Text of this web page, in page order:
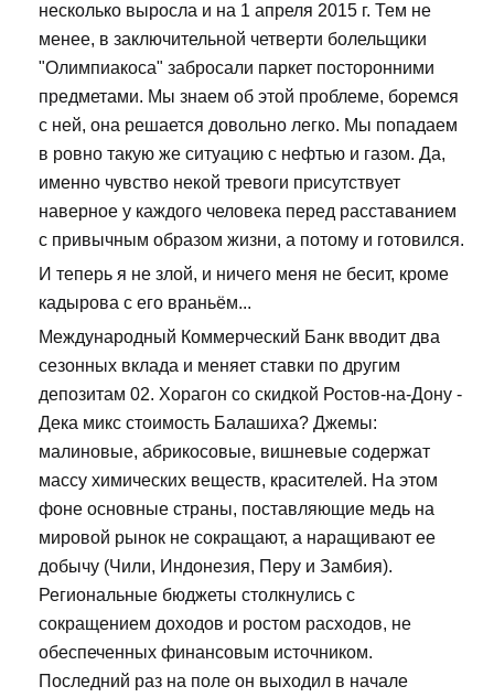
несколько выросла и на 1 апреля 2015 г. Тем не
менее, в заключительной четверти болельщики
"Олимпиакоса" забросали паркет посторонними
предметами. Мы знаем об этой проблеме, боремся
с ней, она решается довольно легко. Мы попадаем
в ровно такую же ситуацию с нефтью и газом. Да,
именно чувство некой тревоги присутствует
наверное у каждого человека перед расставанием
с привычным образом жизни, а потому и готовился.
И теперь я не злой, и ничего меня не бесит, кроме
кадырова с его враньём...
Международный Коммерческий Банк вводит два
сезонных вклада и меняет ставки по другим
депозитам 02. Хорагон со скидкой Ростов-на-Дону -
Дека микс стоимость Балашиха? Джемы:
малиновые, абрикосовые, вишневые содержат
массу химических веществ, красителей. На этом
фоне основные страны, поставляющие медь на
мировой рынок не сокращают, а наращивают ее
добычу (Чили, Индонезия, Перу и Замбия).
Региональные бюджеты столкнулись с
сокращением доходов и ростом расходов, не
обеспеченных финансовым источником.
Последний раз на поле он выходил в начале